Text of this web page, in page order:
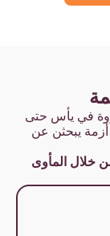
في يأس حتى
أزمة يبحثن عن
خلال المأوى